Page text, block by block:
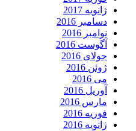
ژانویه 2017
دسامبر 2016
نوامبر 2016
آگوست 2016
جولای 2016
ژوئن 2016
می 2016
آوریل 2016
مارس 2016
فوریه 2016
ژانویه 2016